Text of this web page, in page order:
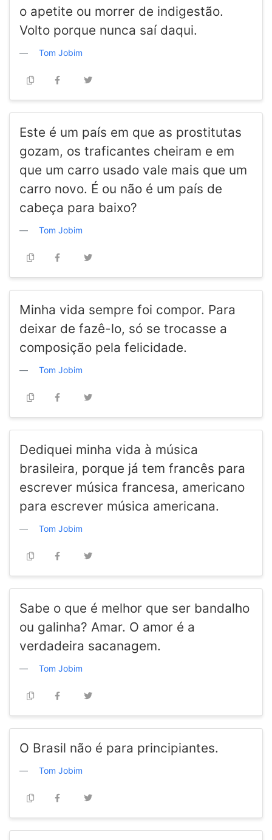
o apetite ou morrer de indigestão.
Volto porque nunca saí daqui.
Tom Jobim
Este é um país em que as prostitutas
gozam, os traficantes cheiram e em
que um carro usado vale mais que um
carro novo. É ou não é um país de
cabeça para baixo?
Tom Jobim
Minha vida sempre foi compor. Para
deixar de fazê-lo, só se trocasse a
composição pela felicidade.
Tom Jobim
Dediquei minha vida à música
brasileira, porque já tem francês para
escrever música francesa, americano
para escrever música americana.
Tom Jobim
Sabe o que é melhor que ser bandalho
ou galinha? Amar. O amor é a
verdadeira sacanagem.
Tom Jobim
O Brasil não é para principiantes.
Tom Jobim